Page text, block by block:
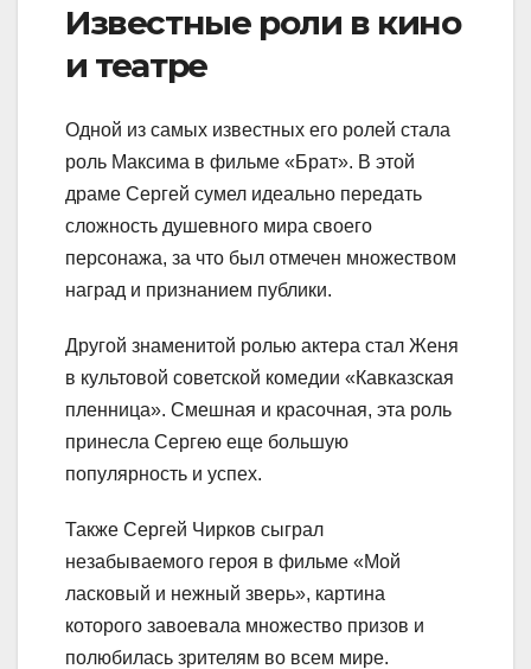
Известные роли в кино
и театре
Одной из самых известных его ролей стала
роль Максима в фильме «Брат». В этой
драме Сергей сумел идеально передать
сложность душевного мира своего
персонажа, за что был отмечен множеством
наград и признанием публики.
Другой знаменитой ролью актера стал Женя
в культовой советской комедии «Кавказская
пленница». Смешная и красочная, эта роль
принесла Сергею еще большую
популярность и успех.
Также Сергей Чирков сыграл
незабываемого героя в фильме «Мой
ласковый и нежный зверь», картина
которого завоевала множество призов и
полюбилась зрителям во всем мире.